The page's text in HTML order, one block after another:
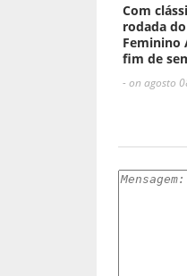
Com
rodada
Feminino
fim de
- on agosto